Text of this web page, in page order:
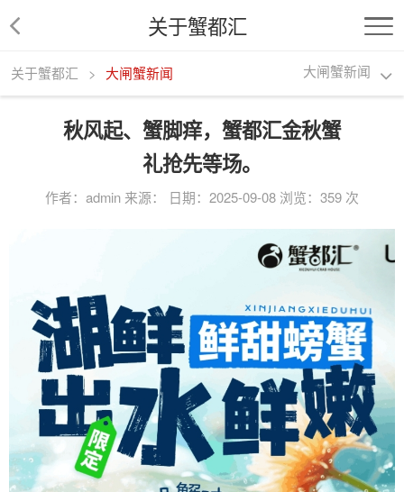
关于蟹都汇
关于蟹都汇 > 大闸蟹新闻 大闸蟹新闻
秋风起、蟹脚痒，蟹都汇金秋蟹
礼抢先等场。
作者：admin 来源： 日期：2025-09-08 浏览：359 次